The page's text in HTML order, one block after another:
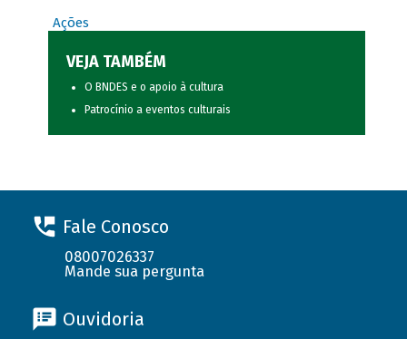
Ações
VEJA TAMBÉM
O BNDES e o apoio à cultura
Patrocínio a eventos culturais
Fale Conosco
08007026337
Mande sua pergunta
Ouvidoria